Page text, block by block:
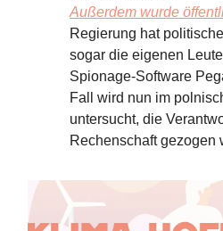
Außerdem wurde
Regierung hat
sogar die eigenen
Spionage-Software
Fall wird nun im
untersucht, die
Rechenschaft gezogen